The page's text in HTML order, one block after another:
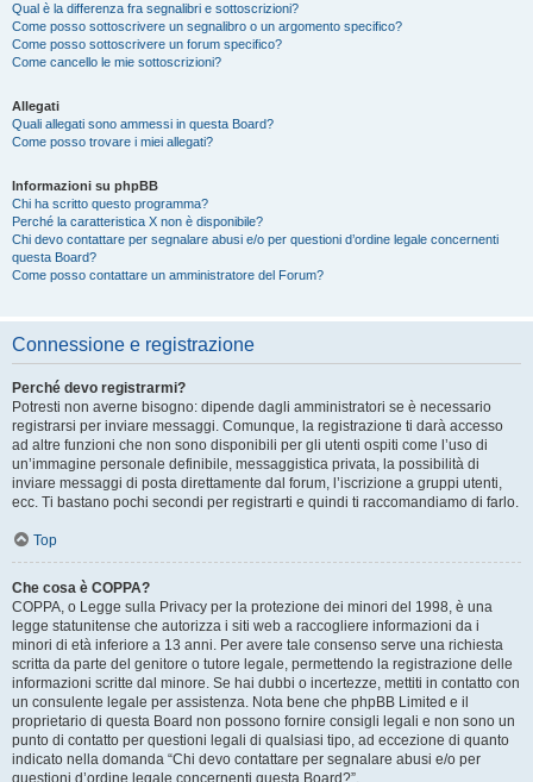
Qual è la differenza fra segnalibri e sottoscrizioni?
Come posso sottoscrivere un segnalibro o un argomento specifico?
Come posso sottoscrivere un forum specifico?
Come cancello le mie sottoscrizioni?
Allegati
Quali allegati sono ammessi in questa Board?
Come posso trovare i miei allegati?
Informazioni su phpBB
Chi ha scritto questo programma?
Perché la caratteristica X non è disponibile?
Chi devo contattare per segnalare abusi e/o per questioni d’ordine legale concernenti
questa Board?
Come posso contattare un amministratore del Forum?
Connessione e registrazione
Perché devo registrarmi?
Potresti non averne bisogno: dipende dagli amministratori se è necessario
registrarsi per inviare messaggi. Comunque, la registrazione ti darà accesso
ad altre funzioni che non sono disponibili per gli utenti ospiti come l’uso di
un’immagine personale definibile, messaggistica privata, la possibilità di
inviare messaggi di posta direttamente dal forum, l’iscrizione a gruppi utenti,
ecc. Ti bastano pochi secondi per registrarti e quindi ti raccomandiamo di farlo.
Top
Che cosa è COPPA?
COPPA, o Legge sulla Privacy per la protezione dei minori del 1998, è una
legge statunitense che autorizza i siti web a raccogliere informazioni da i
minori di età inferiore a 13 anni. Per avere tale consenso serve una richiesta
scritta da parte del genitore o tutore legale, permettendo la registrazione delle
informazioni scritte dal minore. Se hai dubbi o incertezze, mettiti in contatto con
un consulente legale per assistenza. Nota bene che phpBB Limited e il
proprietario di questa Board non possono fornire consigli legali e non sono un
punto di contatto per questioni legali di qualsiasi tipo, ad eccezione di quanto
indicato nella domanda “Chi devo contattare per segnalare abusi e/o per
questioni d’ordine legale concernenti questa Board?”.